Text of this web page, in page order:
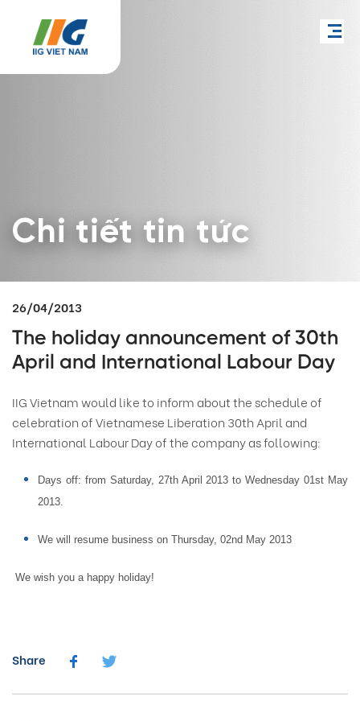
Chi tiết tin tức
26/04/2013
The holiday announcement of 30th
April and International Labour Day
IIG Vietnam would like to inform about the schedule of
celebration of Vietnamese Liberation 30th April and
International Labour Day of the company as following:
Days off: from Saturday, 27th April 2013 to Wednesday 01st May
2013.
We will resume business on Thursday, 02nd May 2013
We wish you a happy holiday!
Share